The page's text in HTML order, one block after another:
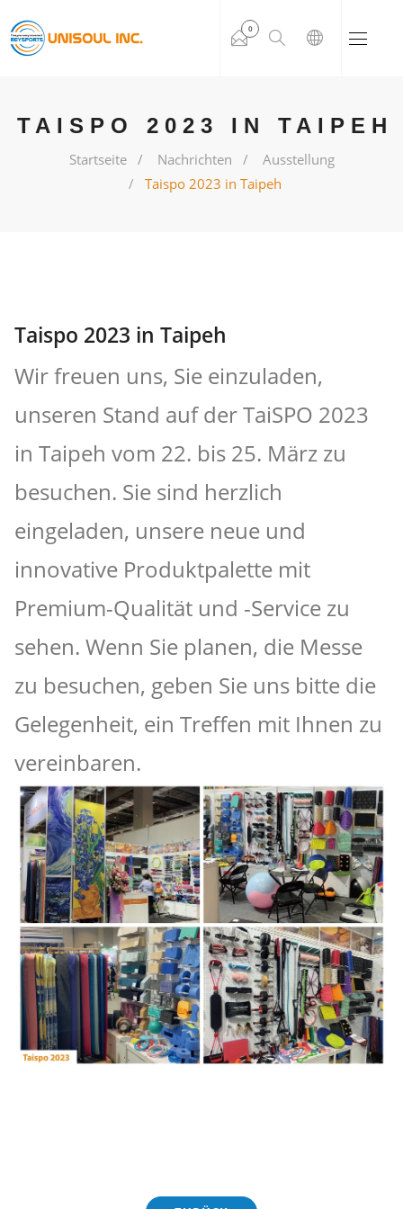
0
TAISPO 2023 IN TAIPEH
Startseite Nachrichten
Ausstellung
Taispo 2023 in Taipeh
Taispo 2023 in Taipeh
Wir freuen uns, Sie einzuladen,
unseren Stand auf der TaiSPO 2023
in Taipeh vom 22. bis 25. März zu
besuchen. Sie sind herzlich
eingeladen, unsere neue und
innovative Produktpalette mit
Premium-Qualität und -Service zu
sehen. Wenn Sie planen, die Messe
zu besuchen, geben Sie uns bitte die
Gelegenheit, ein Treffen mit Ihnen zu
vereinbaren.